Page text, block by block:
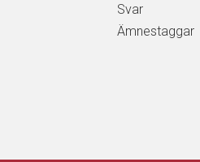
Svar
Ämnestaggar